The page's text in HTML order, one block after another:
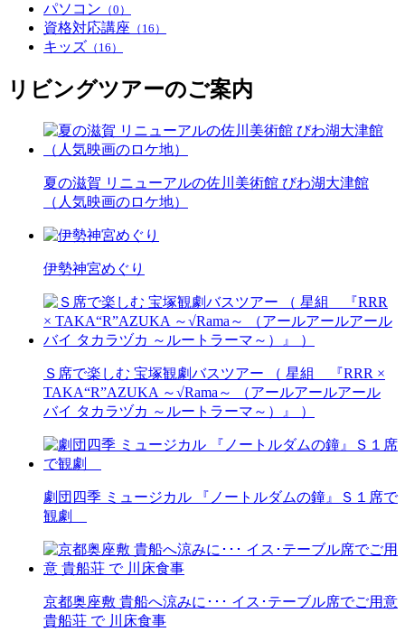
パソコン （0）
資格対応講座 （16）
キッズ （16）
リビングツアーのご案内
夏の滋賀 リニューアルの佐川美術館 びわ湖大津館
（人気映画のロケ地）
伊勢神宮めぐり
Ｓ席で楽しむ 宝塚観劇バスツアー （ 星組 『RRR ×
TAKA“R”AZUKA ～√Rama～ （アールアールアール
バイ タカラヅカ ～ルートラーマ～）』 ）
劇団四季 ミュージカル 『ノートルダムの鐘』Ｓ１席で
観劇
京都奥座敷 貴船へ涼みに･･･ イス･テーブル席でご用意
貴船荘 で 川床食事